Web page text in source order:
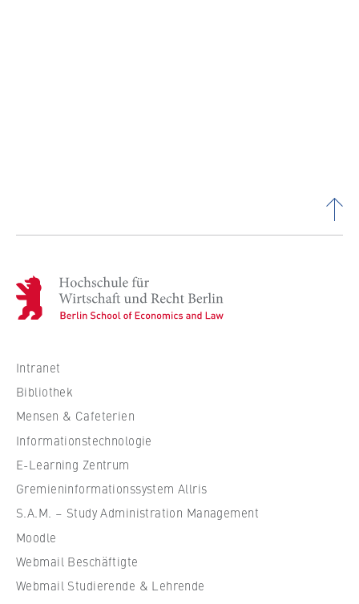
H
o
c
s
c
u
l
e
f
i
r
Intranet
Bibliothek
Mensen & Cafeterien
Informationstechnologie
E-Learning Zentrum
Gremieninformationssystem Allris
S.A.M. – Study Administration Management
Moodle
Webmail Beschäftigte
Webmail Studierende & Lehrende